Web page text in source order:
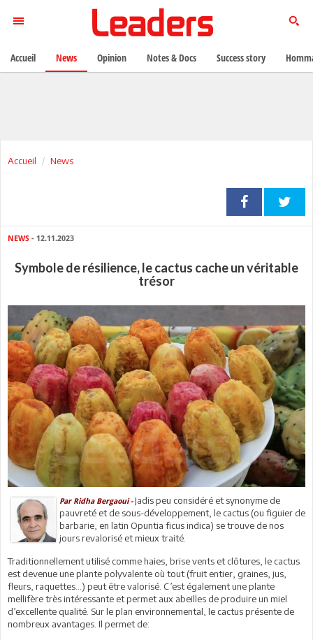
Accueil News
NEWS - 12.11.2023
Symbole de résilience, le cactus cache un véritable
trésor
Par Ridha Bergaoui -Jadis peu considéré et synonyme de
pauvreté et de sous-développement, le cactus (ou figuier de
barbarie, en latin Opuntia ficus indica) se trouve de nos
jours revalorisé et mieux traité.
Traditionnellement utilisé comme haies, brise vents et clôtures, le cactus
est devenue une plante polyvalente où tout (fruit entier, graines, jus,
fleurs, raquettes…) peut être valorisé. C’est également une plante
mellifère très intéressante et permet aux abeilles de produire un miel
d’excellente qualité. Sur le plan environnemental, le cactus présente de
nombreux avantages. Il permet de:
Accueil News Opinion Notes & Docs Success story